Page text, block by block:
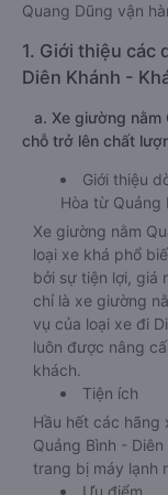
Quang Dũng vận
1. Giới thiệu các
Diên Khánh -
a. Xe giường nằm
chỗ trở lên chất
Giới thiệu
Hòa từ Quảng
Xe giường nằm
loại xe khá phổ
bởi sự tiện lợi, giá
chỉ là xe giường
vụ của loại xe đi
luôn được nâng
khách.
Tiện ích
Hầu hết các
Quảng Bình -
trang bị máy lạnh
Ưu điểm